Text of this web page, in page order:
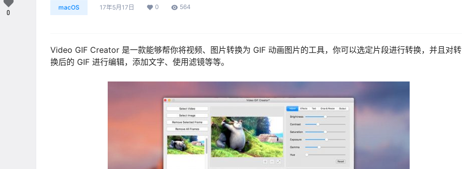
macOS 17年5月17日 0 564
Video GIF Creator 是一款能够帮你将视频、图片转换为 GIF 动画图片的工具，你可以选定片段进行转换，并且对转
换后的 GIF 进行编辑，添加文字、使用滤镜等等。
0